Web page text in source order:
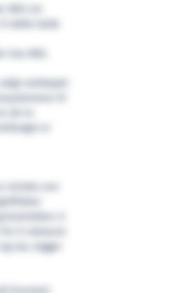
sin
takke bade
NES.
selskapet
er
enn
vi
å redusere
oss, legger